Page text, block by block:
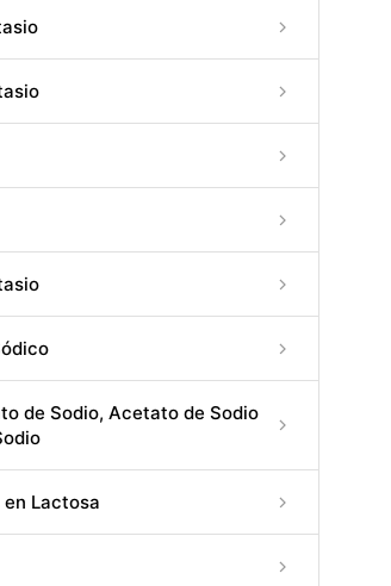
de Sodio, Acetato de Sodio
Lactosa